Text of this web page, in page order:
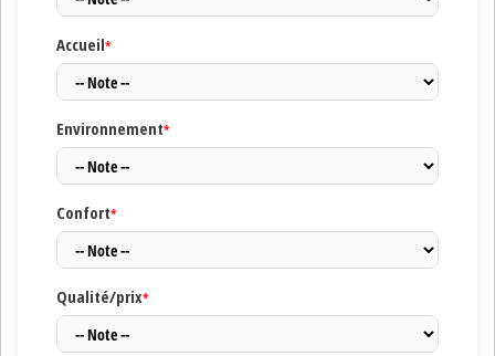
Accueil*
Environnement*
Confort*
Qualité/prix*